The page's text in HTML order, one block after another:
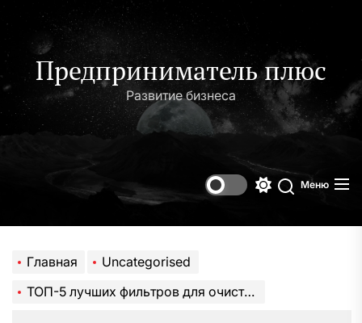
содержимому
Предприниматель плюс
Развитие бизнеса
Поиск
Меню
Главная
Uncategorised
ТОП-5 лучших фильтров для очистки питьевой воды в квартире и доме